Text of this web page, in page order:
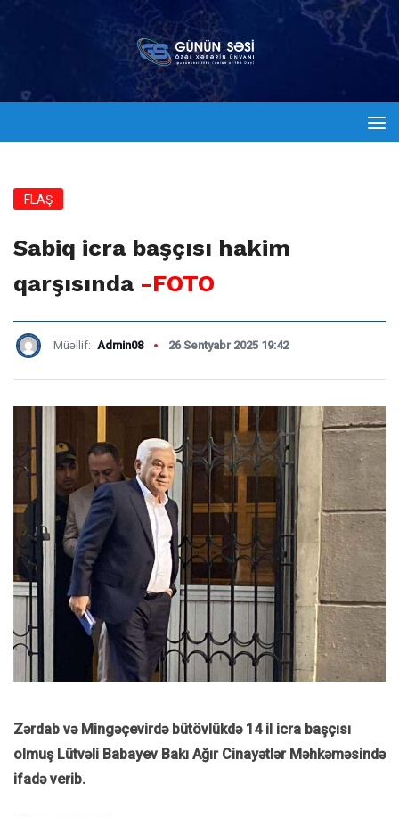
FLAŞ
Sabiq icra başçısı hakim
qarşısında -FOTO
Müəllif: Admin08 26 Sentyabr 2025 19:42
Zərdab və Mingəçevirdə bütövlükdə 14 il icra başçısı
olmuş Lütvəli Babayev Bakı Ağır Cinayətlər Məhkəməsində
ifadə verib.